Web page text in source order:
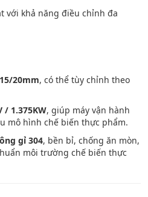
với khả năng điều chỉnh đa
20mm, có thể tùy chỉnh theo
/ 1.375KW, giúp máy vận hành
mô hình chế biến thực phẩm.
gỉ 304, bền bỉ, chống ăn mòn,
môi trường chế biến thực